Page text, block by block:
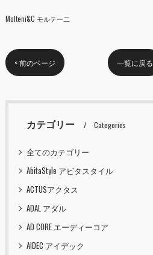
Molteni&C モルテー二
< 前のページ 一覧に戻る
カテゴリー Categories
全てのカテゴリー
AbitaStyle アビタスタイル
ACTUSアクタス
ADAL アダル
AD CORE エーディーコア
AIDEC アイデック